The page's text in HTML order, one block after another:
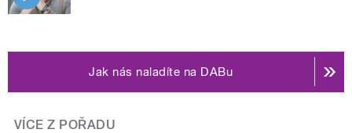
Jak nás naladíte na DABu
VÍCE Z POŘADU